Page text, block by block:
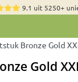
9.1 uit 5250+
Bronze Gold
Gold